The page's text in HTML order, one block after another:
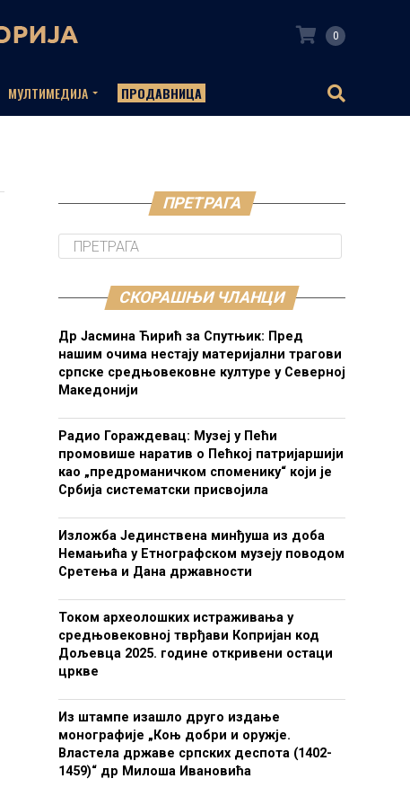
0
МУЛТИМЕДИЈА ПРОДАВНИЦА
ПРЕТРАГА
СКОРАШЊИ ЧЛАНЦИ
Др Јасмина Ћирић за Спутњик: Пред
нашим очима нестају материјални трагови
српске средњовековне културе у Северној
Македонији
Радио Гораждевац: Музеј у Пећи
промовише наратив о Пећкој патријаршији
као „предроманичком споменику“ који је
Србија систематски присвојила
Изложба Јединствена минђуша из доба
Немањића у Етнографском музеју поводом
Сретења и Дана државности
Током археолошких истраживања у
средњовековној тврђави Копријан код
Дољевца 2025. године откривени остаци
цркве
Из штампе изашло друго издање
монографије „Коњ добри и оружје.
Властела државе српских деспота (1402-
1459)“ др Милоша Ивановића